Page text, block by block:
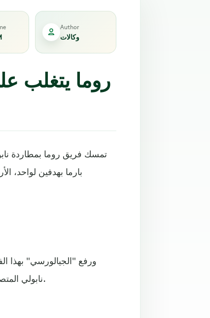
Author
وكالات
روما يتغلب
تمسك فريق روما بمطاردة
بارما بهدفين لواحد،
نابولي المتصدر، فيما تجمد رصيد بارما عند 7 نقاط في المركز الخامس عشر.